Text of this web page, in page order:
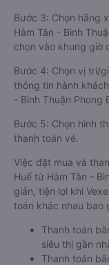
Bước 3: Chọn hãng
Hàm Tân - Bình
chọn vào khung giờ
Bước 4: Chọn vị trí/
thông tin hành
- Bình Thuận Phong
Bước 5: Chọn hình
thanh toán vé.
Việc đặt mua và
Huế từ Hàm Tân -
giản, tiện lợi khi
toán khác nhau bao
Thanh toán
siêu thị gần
Thanh toán